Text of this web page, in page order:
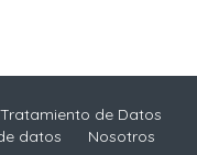
de Datos
datos
Nosotros